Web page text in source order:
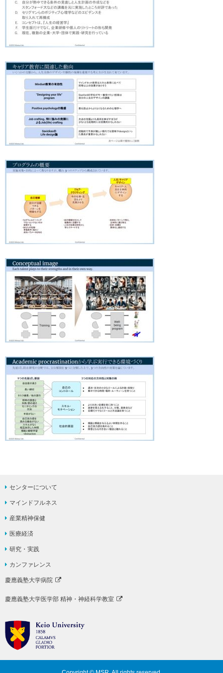
センターについて
マインドフルネス
産業精神保健
医療経済
研究・実践
カンファレンス
慶應義塾大学病院
慶應義塾大学医学部 精神・神経科学教室